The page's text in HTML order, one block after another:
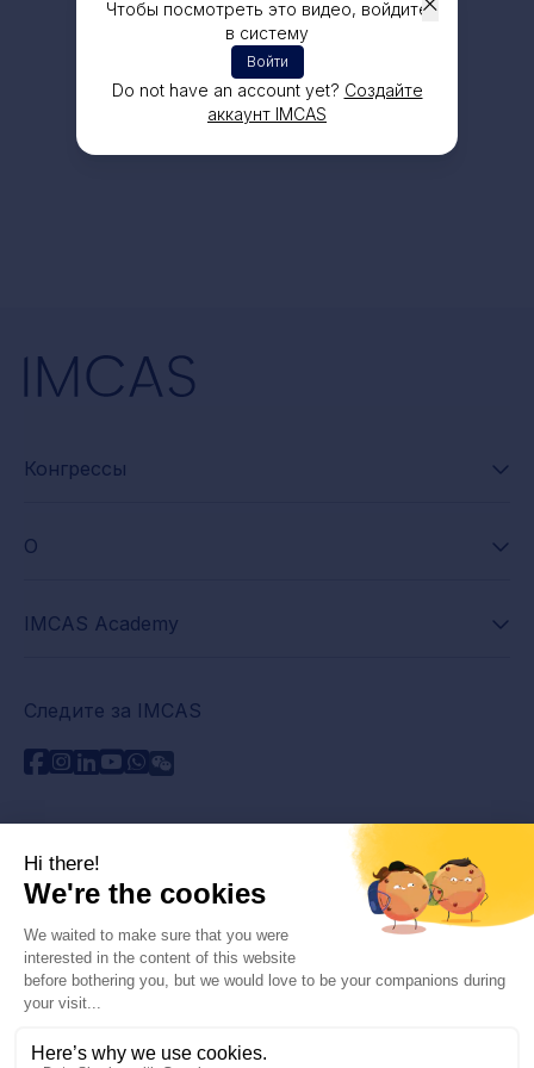
Чтобы посмотреть это видео, войдите
в систему
Войти
Do not have an account yet? Создайте
аккаунт IMCAS
Конгрессы
О
IMCAS Academy
Следите за IMCAS
Связаться с нами
Часто задаваемые вопросы
Политика конфиденциальности